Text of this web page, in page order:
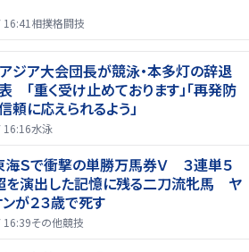
相撲格闘技
ジア大会団長が競泳・本多灯の辞退
「重く受け止めております」「再発防
頼に応えられるよう」
水泳
海Ｓで衝撃の単勝万馬券Ｖ ３連単５
を演出した記憶に残る二刀流牝馬 ヤ
が２３歳で死す
その他競技